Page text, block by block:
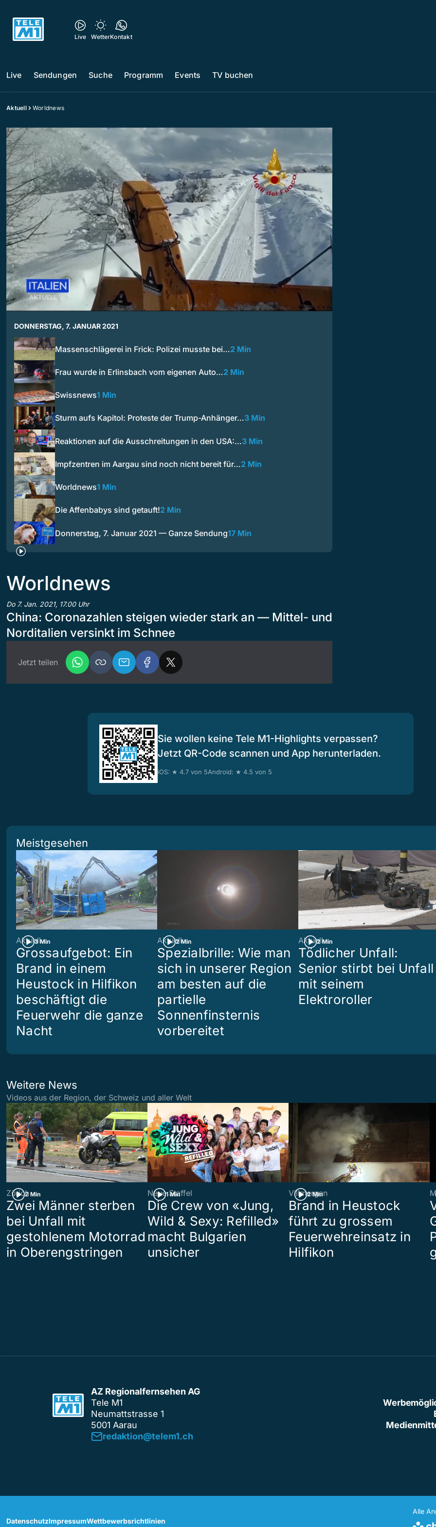
Live WetterKontakt
Live Sendungen Suche Programm Events TV buchen
Aktuell Worldnews
DONNERSTAG, 7. JANUAR 2021
Massenschlägerei in Frick: Polizei musste bei…2 Min
Frau wurde in Erlinsbach vom eigenen Auto…2 Min
Swissnews1 Min
Sturm aufs Kapitol: Proteste der Trump-Anhänger…3 Min
Reaktionen auf die Ausschreitungen in den USA:…3 Min
Impfzentren im Aargau sind noch nicht bereit für…2 Min
Worldnews1 Min
Die Affenbabys sind getauft!2 Min
Donnerstag, 7. Januar 2021 — Ganze Sendung17 Min
Worldnews
Do 7. Jan. 2021, 17.00 Uhr
China: Coronazahlen steigen wieder stark an — Mittel- und
Norditalien versinkt im Schnee
Jetzt teilen
Sie wollen keine Tele M1-Highlights verpassen?
Jetzt QR-Code scannen und App herunterladen.
iOS: ★ 4.7 von 5Android: ★ 4.5 von 5
Meistgesehen
3 Min
Aktuell
Grossaufgebot: Ein
Brand in einem
Heustock in Hilfikon
beschäftigt die
Feuerwehr die ganze
Nacht
2 Min
Aktuell
Spezialbrille: Wie man
sich in unserer Region
am besten auf die
partielle
Sonnenfinsternis
vorbereitet
2 Min
Aktuell
Tödlicher Unfall:
Senior stirbt bei Unfall
mit seinem
Elektroroller
Weitere News
Videos aus der Region, der Schweiz und aller Welt
2 Min
Zürich
Zwei Männer sterben
bei Unfall mit
gestohlenem Motorrad
in Oberengstringen
1 Min
Neue Staffel
Die Crew von «Jung,
Wild & Sexy: Refilled»
macht Bulgarien
unsicher
2 Min
Villmergen
Brand in Heustock
führt zu grossem
Feuerwehreinsatz in
Hilfikon
AZ Regionalfernsehen AG
Tele M1
Neumattstrasse 1
5001 Aarau
redaktion@telem1.ch
DatenschutzImpressumWettbewerbsrichtlinien
Alle